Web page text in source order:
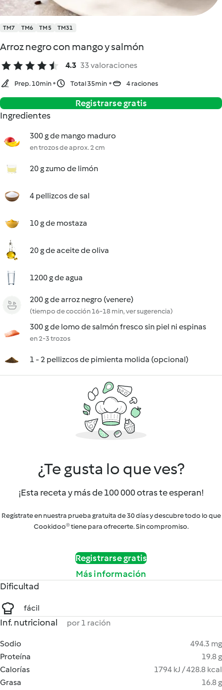
TM7 TM6 TM5 TM31
Arroz negro con mango y salmón
4.3 33 valoraciones
Prep. 10min Total 35min 4 raciones
Registrarse gratis
Ingredientes
300 g de mango maduro
en trozos de aprox. 2 cm
20 g zumo de limón
4 pellizcos de sal
10 g de mostaza
20 g de aceite de oliva
1200 g de agua
200 g de arroz negro (venere)
(tiempo de cocción 16-18 min, ver sugerencia)
300 g de lomo de salmón fresco sin piel ni espinas
en 2-3 trozos
1 - 2 pellizcos de pimienta molida (opcional)
¿Te gusta lo que ves?
¡Esta receta y más de 100 000 otras te esperan!
Regístrate en nuestra prueba gratuita de 30 días y descubre todo lo que
Cookidoo® tiene para ofrecerte. Sin compromiso.
Registrarse gratis
Más información
Dificultad
fácil
Inf. nutricional por 1 ración
Sodio
494.3 mg
Proteína
19.8 g
Calorías
1794 kJ / 428.8 kcal
Grasa
16.8 g